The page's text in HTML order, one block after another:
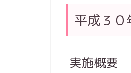
平成３
実施概要